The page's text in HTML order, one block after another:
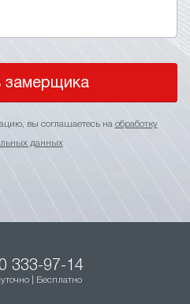
замерщика
вы соглашаетесь на обработку
данных
333-97-14
| Бесплатно